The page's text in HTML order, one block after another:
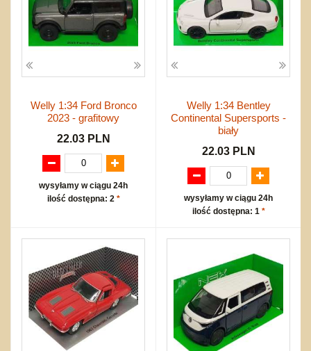
Welly 1:34 Ford Bronco
2023 - grafitowy
22.03 PLN
wysyłamy w ciągu 24h
ilość dostępna: 2 *
Welly 1:34 Bentley
Continental Supersports -
biały
22.03 PLN
wysyłamy w ciągu 24h
ilość dostępna: 1 *